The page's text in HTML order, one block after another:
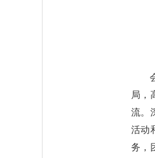
局，
流。
活动
务，